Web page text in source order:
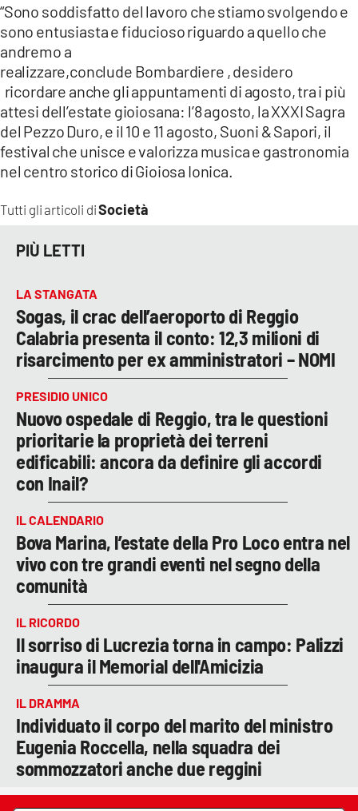
Tutti gli articoli diSocietà
“Sono soddisfatto del lavoro che stiamo svolgendo e
sono entusiasta e fiducioso riguardo a quello che
andremo a
realizzare,conclude Bombardiere , desidero
ricordare anche gli appuntamenti di agosto, tra i più
attesi dell’estate gioiosana: l’8 agosto, la XXXI Sagra
del Pezzo Duro, e il 10 e 11 agosto, Suoni & Sapori, il
festival che unisce e valorizza musica e gastronomia
nel centro storico di Gioiosa Ionica.
PIÙ LETTI
LA STANGATA
Sogas, il crac dell’aeroporto di Reggio
Calabria presenta il conto: 12,3 milioni di
risarcimento per ex amministratori – NOMI
PRESIDIO UNICO
Nuovo ospedale di Reggio, tra le questioni
prioritarie la proprietà dei terreni
edificabili: ancora da definire gli accordi
con Inail?
IL CALENDARIO
Bova Marina, l’estate della Pro Loco entra nel
vivo con tre grandi eventi nel segno della
comunità
IL RICORDO
Il sorriso di Lucrezia torna in campo: Palizzi
inaugura il Memorial dell'Amicizia
IL DRAMMA
Individuato il corpo del marito del ministro
Eugenia Roccella, nella squadra dei
sommozzatori anche due reggini